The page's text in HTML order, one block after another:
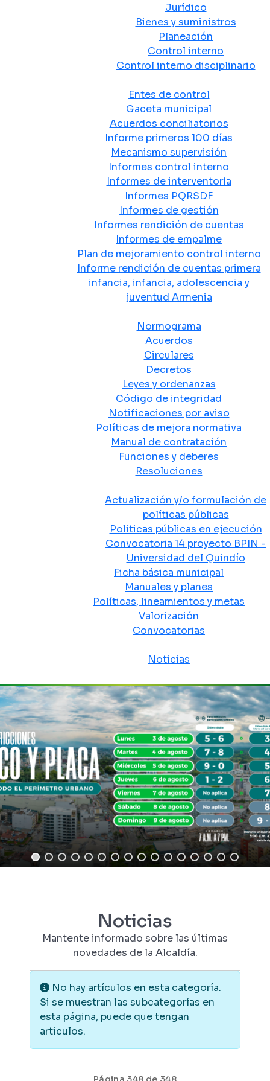
Jurídico
Bienes y suministros
Planeación
Control interno
Control interno disciplinario
Entes de control
Gaceta municipal
Acuerdos conciliatorios
Informe primeros 100 días
Mecanismo supervisión
Informes control interno
Informes de interventoría
Informes PQRSDF
Informes de gestión
Informes rendición de cuentas
Informes de empalme
Plan de mejoramiento control interno
Informe rendición de cuentas primera
infancia, infancia, adolescencia y
juventud Armenia
Normograma
Acuerdos
Circulares
Decretos
Leyes y ordenanzas
Código de integridad
Notificaciones por aviso
Políticas de mejora normativa
Manual de contratación
Funciones y deberes
Resoluciones
Actualización y/o formulación de
políticas públicas
Políticas públicas en ejecución
Convocatoria 14 proyecto BPIN -
Universidad del Quindío
Ficha básica municipal
Manuales y planes
Políticas, lineamientos y metas
Valorización
Convocatorias
Noticias
Noticias
Mantente informado sobre las últimas
novedades de la Alcaldía.
Información
No hay artículos en esta categoría.
Si se muestran las subcategorías en
esta página, puede que tengan
artículos.